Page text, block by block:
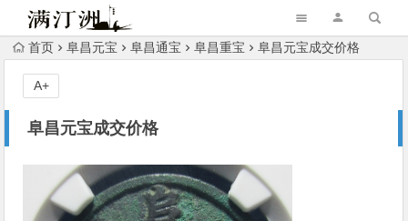
首页 阜昌元宝 阜昌通宝 阜昌重宝 阜昌元宝成交价格
阜昌元宝成交价格
A+